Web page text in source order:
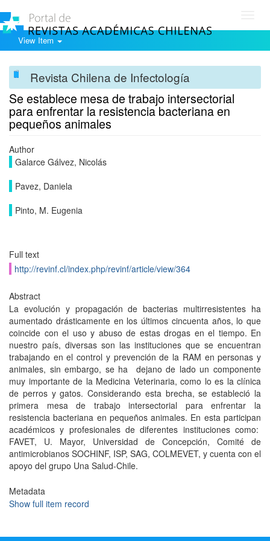
View Item
Revista Chilena de Infectología
Se establece mesa de trabajo intersectorial
para enfrentar la resistencia bacteriana en
pequeños animales
Author
Galarce Gálvez, Nicolás
Pavez, Daniela
Pinto, M. Eugenia
Full text
http://revinf.cl/index.php/revinf/article/view/364
Abstract
La evolución y propagación de bacterias multirresistentes ha
aumentado drásticamente en los últimos cincuenta años, lo que
coincide con el uso y abuso de estas drogas en el tiempo. En
nuestro país, diversas son las instituciones que se encuentran
trabajando en el control y prevención de la RAM en personas y
animales, sin embargo, se ha dejano de lado un componente
muy importante de la Medicina Veterinaria, como lo es la clínica
de perros y gatos. Considerando esta brecha, se estableció la
primera mesa de trabajo intersectorial para enfrentar la
resistencia bacteriana en pequeños animales. En esta participan
académicos y profesionales de diferentes instituciones como:
FAVET, U. Mayor, Universidad de Concepción, Comité de
antimicrobianos SOCHINF, ISP, SAG, COLMEVET, y cuenta con el
apoyo del grupo Una Salud-Chile.
Metadata
Show full item record